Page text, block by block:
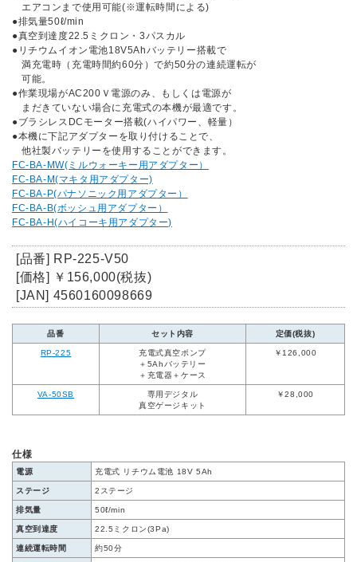
エアコンまで使用可能(※運転時間による)
●排気量50ℓ/min
●真空到達度22.5ミクロン・3パスカル
●リチウムイオン電池18V5Ahバッテリー搭載で
満充電時（充電時間約60分）で約50分の連続運転が
可能。
●作業現場がAC200Ｖ電源のみ、もしくは電源が
まだきていない場合に充電式の本機が最適です。
●ブラシレスDCモーター搭載(ハイパワー、軽量）
●本機に下記アダプターを取り付けることで、
他社製バッテリーを使用することができます。
FC-BA-MW(ミルウォーキー用アダプター）
FC-BA-M(マキタ用アダプター)
FC-BA-P(パナソニック用アダプター）
FC-BA-B(ボッシュ用アダプター）
FC-BA-H(ハイコーキ用アダプター)
[品番] RP-225-V50
[価格] ￥156,000(税抜)
[JAN] 4560160098669
品番 セット内容 定価(税抜)
RP-225
充電式真空ポンプ
＋5Ahバッテリー
＋充電器＋ケース
￥126,000
VA-50SB
専用デジタル
真空ゲージキット
￥28,000
仕様
電源 充電式 リチウム電池 18V 5Ah
ステージ 2ステージ
排気量 50ℓ/min
真空到達度 22.5ミクロン(3Pa)
連続運転時間 約50分